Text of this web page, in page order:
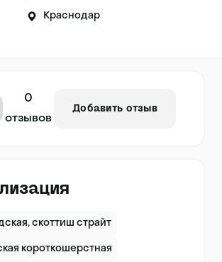
Краснодар
0
отзывов
Добавить отзыв
скоттиш страйт
короткошерстная